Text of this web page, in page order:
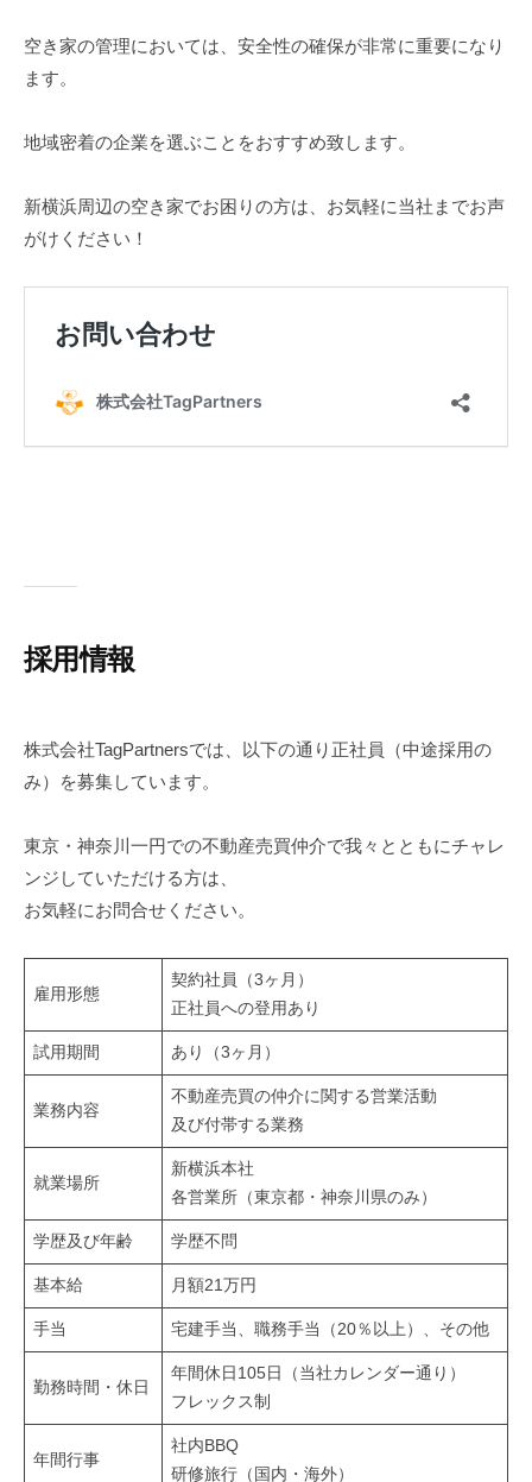
空き家の管理においては、安全性の確保が非常に重要になり
ます。
地域密着の企業を選ぶことをおすすめ致します。
新横浜周辺の空き家でお困りの方は、お気軽に当社までお声
がけください！
採用情報
株式会社TagPartnersでは、以下の通り正社員（中途採用の
み）を募集しています。
東京・神奈川一円での不動産売買仲介で我々とともにチャレ
ンジしていただける方は、
お気軽にお問合せください。
雇用形態
契約社員（3ヶ月）
正社員への登用あり
試用期間 あり（3ヶ月）
業務内容
不動産売買の仲介に関する営業活動
及び付帯する業務
就業場所
新横浜本社
各営業所（東京都・神奈川県のみ）
学歴及び年齢 学歴不問
基本給 月額21万円
手当 宅建手当、職務手当（20％以上）、その他
勤務時間・休日
年間休日105日（当社カレンダー通り）
フレックス制
年間行事
社内BBQ
研修旅行（国内・海外）